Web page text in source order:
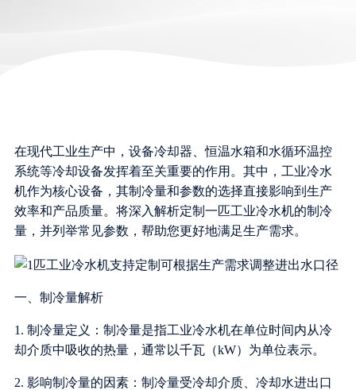
在现代工业生产中，设备冷却器、恒温水箱和水循环温控
系统等冷却设备发挥着至关重要的作用。其中，工业冷水
机作为核心设备，其制冷量和参数的选择直接影响到生产
效率和产品质量。将深入解析定制一匹工业冷水机的制冷
量，并列举常见参数，帮助您更好地满足生产需求。
一、制冷量解析
1. 制冷量定义：制冷量是指工业冷水机在单位时间内从冷
却介质中吸收的热量，通常以千瓦（kW）为单位表示。
2. 影响制冷量的因素：制冷量受冷却介质、冷却水进出口